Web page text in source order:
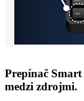
Prepínač
medzi zdrojmi.